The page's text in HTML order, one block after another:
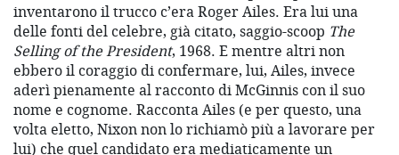
inventarono il trucco c’era Roger Ailes. Era lui una
delle fonti del celebre, già citato, saggio-scoop The
Selling of the President, 1968. E mentre altri non
ebbero il coraggio di confermare, lui, Ailes, invece
aderì pienamente al racconto di McGinnis con il suo
nome e cognome. Racconta Ailes (e per questo, una
volta eletto, Nixon non lo richiamò più a lavorare per
lui) che quel candidato era mediaticamente un